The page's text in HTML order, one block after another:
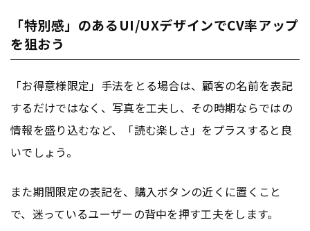
「特別感」のあるUI/UXデザインでCV率アップ
を狙おう
「お得意様限定」手法をとる場合は、顧客の名前を表記
するだけではなく、写真を工夫し、その時期ならではの
情報を盛り込むなど、「読む楽しさ」をプラスすると良
いでしょう。
また期間限定の表記を、購入ボタンの近くに置くこと
で、迷っているユーザーの背中を押す工夫をします。